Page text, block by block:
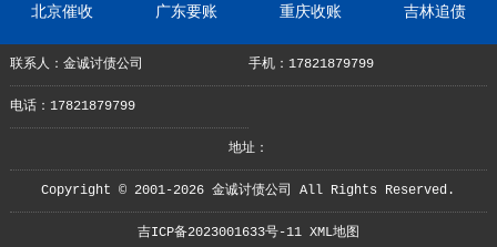
北京催收 广东要账 重庆收账 吉林追债
联系人：金诚讨债公司 手机：17821879799
电话：17821879799
地址：
Copyright © 2001-2026 金诚讨债公司 All Rights Reserved.
吉ICP备2023001633号-11 XML地图